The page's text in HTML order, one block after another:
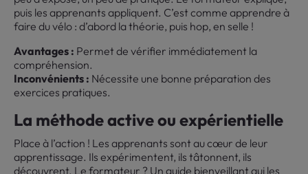
puis les apprenants appliquent. C’est comme apprendre à
faire du vélo : d’abord la théorie, puis hop, en selle !
Avantages : Permet de vérifier immédiatement la
compréhension.
Inconvénients : Nécessite une bonne préparation des
exercices pratiques.
La méthode active ou expérientielle
Place à l’action ! Les apprenants sont au cœur de leur
apprentissage. Ils expérimentent, ils tâtonnent, ils
découvrent. Le formateur ? Un guide bienveillant qui les